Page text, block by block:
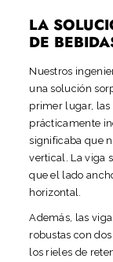
LA
DE
Nuestros
una solución
primer lugar, las
prácticamente
significaba que
vertical. La viga
que el lado
horizontal.
Además, las
robustas con
los rieles de